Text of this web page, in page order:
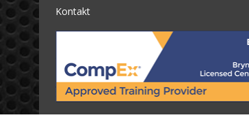
Kontakt